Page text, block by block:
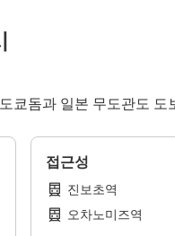
쿄돔과 일본 무도관도
접근성
진보초역
오차노미즈역